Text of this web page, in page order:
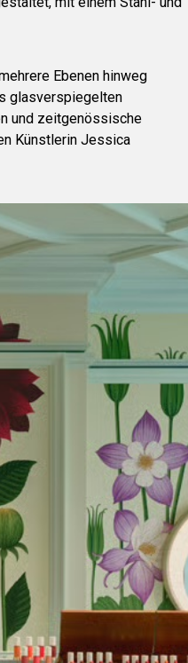
Ebenen hinweg
glasverspiegelten
und zeitgenössische
Künstlerin Jessica